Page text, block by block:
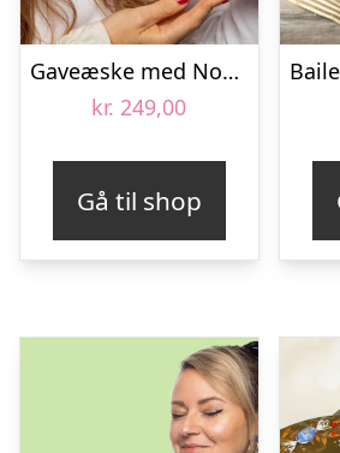
Gaveæske med Nougat – Niederegger
kr. 249,00
Gå til shop